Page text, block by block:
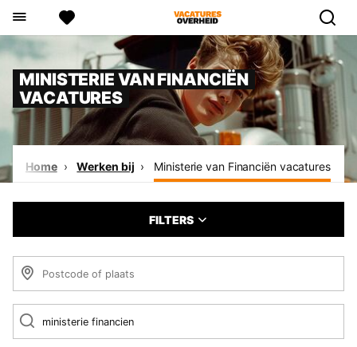
MINISTERIE VAN FINANCIËN
VACATURES
Home Werken bij Ministerie van Financiën vacatures
FILTERS